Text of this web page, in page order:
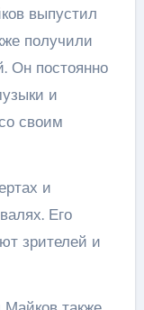
выпустил
получили
Он постоянно
и
своим
и
Его
зрителей и